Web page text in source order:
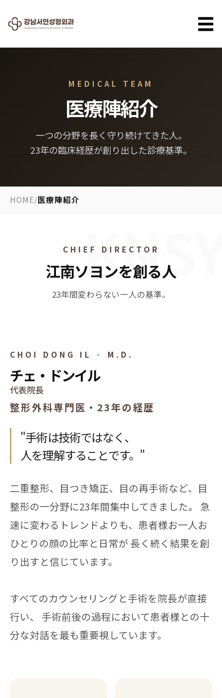
☰
MEDICAL TEAM
医療陣紹介
一つの分野を長く守り続けてきた人。
23年の臨床経歴が創り出した診療基準。
HOME/医療陣紹介
CHIEF DIRECTOR
江南ソヨンを創る人
23年間変わらない一人の基準。
CHIEF DIRECTOR
CHOI DONG IL · M.D.
チェ・ドンイル
代表院長
整形外科専門医・23年の経歴
"手術は技術ではなく、
人を理解することです。"
二重整形、目つき矯正、目の再手術など、目
整形の一分野に23年間集中してきました。 急
速に変わるトレンドよりも、患者様お一人お
ひとりの顔の比率と日常が 長く続く結果を創
り出すと信じています。
すべてのカウンセリングと手術を院長が直接
行い、 手術前後の過程において患者様との十
分な対話を最も重要視しています。